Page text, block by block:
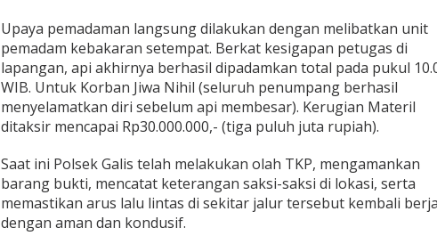
​Upaya pemadaman langsung dilakukan dengan melibatkan unit
pemadam kebakaran setempat. Berkat kesigapan petugas di
lapangan, api akhirnya berhasil dipadamkan total pada pukul
WIB. Untuk ​Korban Jiwa Nihil (seluruh penumpang berhasil
menyelamatkan diri sebelum api membesar). ​Kerugian Materil
ditaksir mencapai Rp30.000.000,- (tiga puluh juta rupiah).
​Saat ini Polsek Galis telah melakukan olah TKP, mengamankan
barang bukti, mencatat keterangan saksi-saksi di lokasi, serta
memastikan arus lalu lintas di sekitar jalur tersebut kembali
dengan aman dan kondusif.
Pemkab
Fauzi: Guru
Strategis